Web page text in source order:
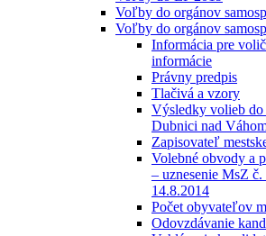
Voľby do orgánov
Voľby do orgánov
Informácia pre
informácie
Právny predpis
Tlačivá a vzory
Výsledky volieb do
Dubnici nad
Zapisovateľ
Volebné obvody a
– uznesenie MsZ
14.8.2014
Počet obyvateľov
Odovzdávanie